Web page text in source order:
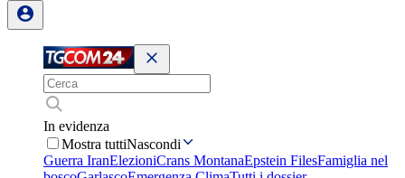
In evidenza
Mostra tuttiNascondi
Guerra IranElezioniCrans MontanaEpstein FilesFamiglia nel